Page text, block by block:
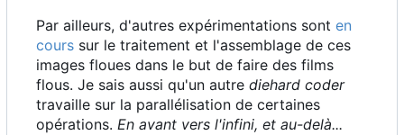
Par ailleurs, d'autres expérimentations sont en
cours sur le traitement et l'assemblage de ces
images floues dans le but de faire des films
flous. Je sais aussi qu'un autre diehard coder
travaille sur la parallélisation de certaines
opérations. En avant vers l'infini, et au-delà...